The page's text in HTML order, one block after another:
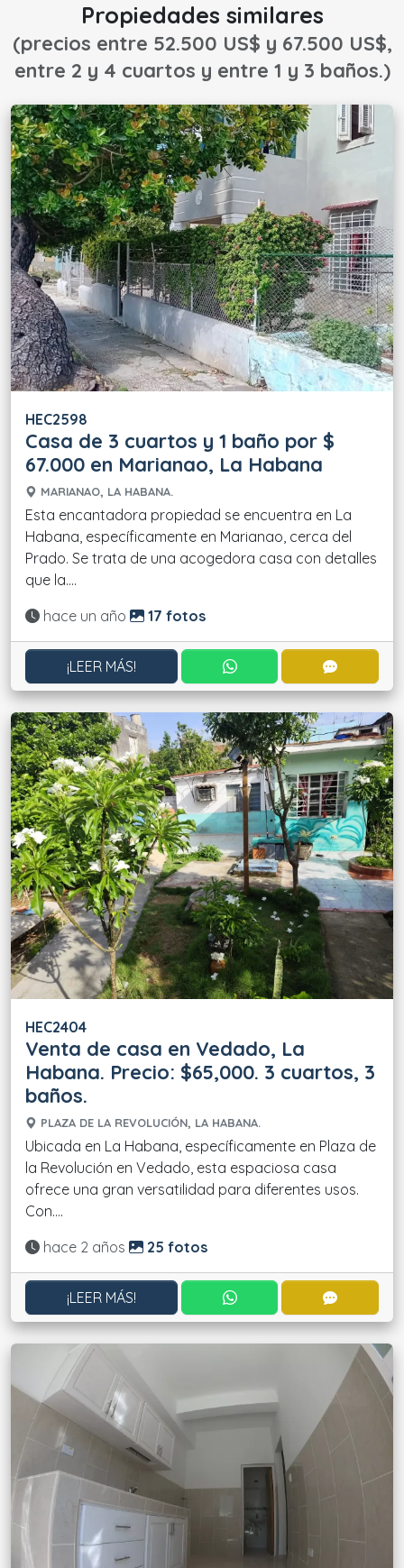
Propiedades similares
(precios entre 52.500 US$ y 67.500 US$,
entre 2 y 4 cuartos y entre 1 y 3 baños.)
HEC2598
Casa de 3 cuartos y 1 baño por $
67.000 en Marianao, La Habana
MARIANAO, LA HABANA.
Esta encantadora propiedad se encuentra en La
Habana, específicamente en Marianao, cerca del
Prado. Se trata de una acogedora casa con detalles
que la....
Actualizado:
hace un año 17 fotos
¡LEER MÁS! CONTACTAR POR
HEC2404
Venta de casa en Vedado, La
Habana. Precio: $65,000. 3 cuartos, 3
baños.
PLAZA DE LA REVOLUCIÓN, LA HABANA.
Ubicada en La Habana, específicamente en Plaza de
la Revolución en Vedado, esta espaciosa casa
ofrece una gran versatilidad para diferentes usos.
Con....
Actualizado:
hace 2 años 25 fotos
¡LEER MÁS! CONTACTAR POR